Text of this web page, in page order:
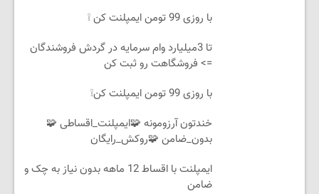
با روزی 99 تومن ایمپلنت کن ❕
تا 3میلیارد وام سرمایه در گردش فروشندگان
=> فروشگاهت رو ثبت کن
با روزی 99 تومن ایمپلنت کن❕
خندتون آرزومونه 🧩ایمپلنت_اقساطی 🧩
بدون_ضامن 🧩روکش_رایگان
ایمپلنت با اقساط 12 ماهه بدون نیاز به چک و
ضامن